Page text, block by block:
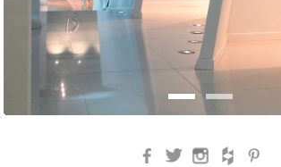
Facebook
TwitterInstagram
Houzz